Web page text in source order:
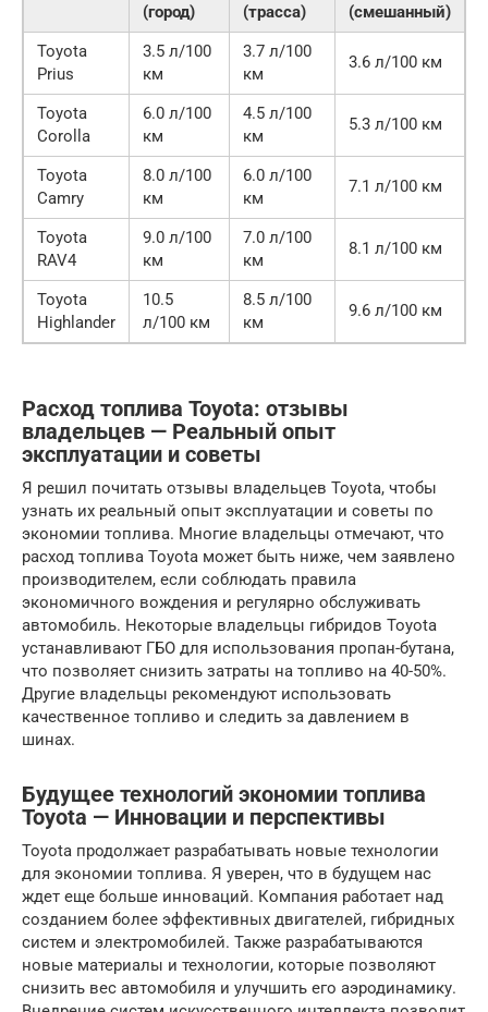
(город)
(трасса)
(смешанный)
Toyota
Prius
3.5 л/100
км
3.7 л/100
км
3.6 л/100 км
Toyota
Corolla
6.0 л/100
км
4.5 л/100
км
5.3 л/100 км
Toyota
Camry
8.0 л/100
км
6.0 л/100
км
7.1 л/100 км
Toyota
RAV4
9.0 л/100
км
7.0 л/100
км
8.1 л/100 км
Toyota
Highlander
10.5
л/100 км
8.5 л/100
км
9.6 л/100 км
Расход топлива Toyota: отзывы
владельцев — Реальный опыт
эксплуатации и советы
Я решил почитать отзывы владельцев Toyota, чтобы
узнать их реальный опыт эксплуатации и советы по
экономии топлива. Многие владельцы отмечают, что
расход топлива Toyota может быть ниже, чем заявлено
производителем, если соблюдать правила
экономичного вождения и регулярно обслуживать
автомобиль. Некоторые владельцы гибридов Toyota
устанавливают ГБО для использования пропан-бутана,
что позволяет снизить затраты на топливо на 40-50%.
Другие владельцы рекомендуют использовать
качественное топливо и следить за давлением в
шинах.
Будущее технологий экономии топлива
Toyota — Инновации и перспективы
Toyota продолжает разрабатывать новые технологии
для экономии топлива. Я уверен, что в будущем нас
ждет еще больше инноваций. Компания работает над
созданием более эффективных двигателей, гибридных
систем и электромобилей. Также разрабатываются
новые материалы и технологии, которые позволяют
снизить вес автомобиля и улучшить его аэродинамику.